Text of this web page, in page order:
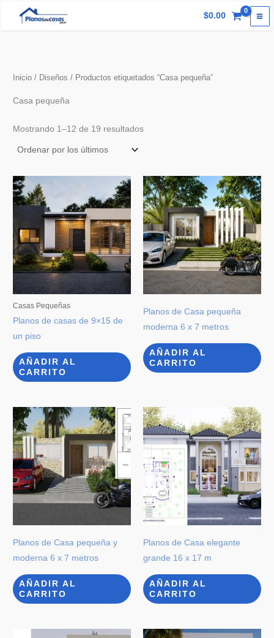
$0.00
Inicio / Diseños / Productos etiquetados “Casa pequeña”
Casa pequeña
Mostrando 1–12 de 19 resultadosOrdenado
Casas Pequeñas
Planos de casas de 9×15 de
un piso
AÑADIR AL
CARRITO
Planos de Casa pequeña
moderna 6 x 7 metros
AÑADIR AL
CARRITO
Planos de Casa pequeña y
moderna 6 x 7 metros
AÑADIR AL
CARRITO
Planos de Casa elegante
grande 16 x 17 m
AÑADIR AL
CARRITO